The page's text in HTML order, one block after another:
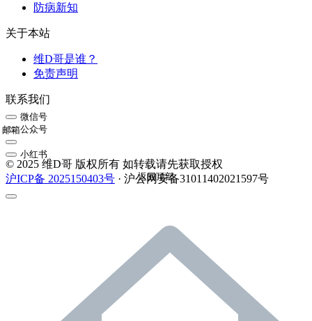
防病新知
关于本站
维D哥是谁？
免责声明
联系我们
微信号
公众号
邮箱
小红书
© 2025 维D哥 版权所有 如转载请先获取授权
沪ICP备 2025150403号 · 沪公网安备31011402021597号
返回顶部